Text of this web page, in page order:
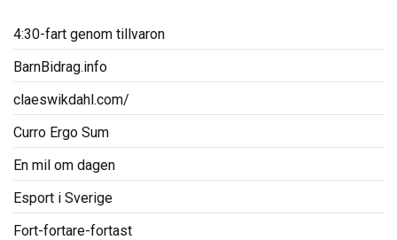
4:30-fart genom tillvaron
BarnBidrag.info
claeswikdahl.com/
Curro Ergo Sum
En mil om dagen
Esport i Sverige
Fort-fortare-fortast